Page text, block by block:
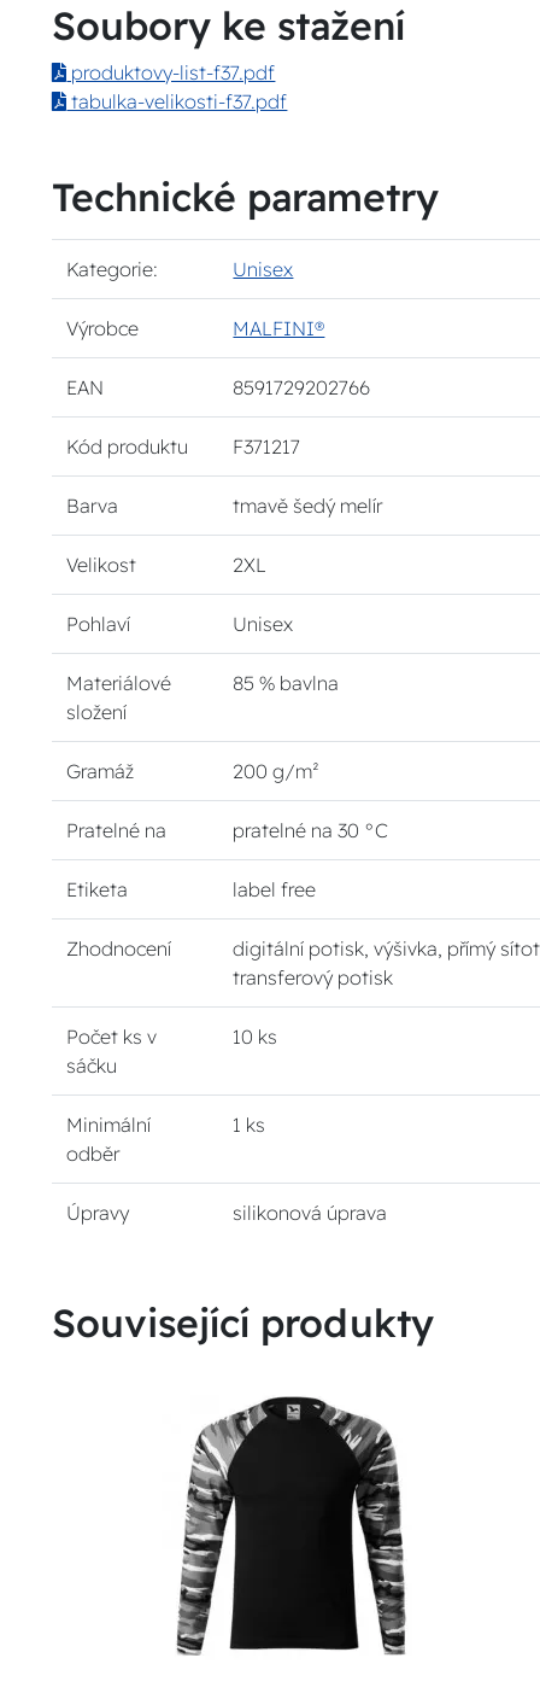
Soubory ke stažení
produktovy-list-f37.pdf
tabulka-velikosti-f37.pdf
Technické parametry
Kategorie: Unisex
Výrobce MALFINI®
EAN 8591729202766
Kód produktu F371217
Barva tmavě šedý melír
Velikost 2XL
Pohlaví Unisex
Materiálové
složení
85 % bavlna
Gramáž 200 g/m²
Pratelné na pratelné na 30 °C
Etiketa label free
Zhodnocení
digitální potisk, výšivka, přímý
transferový potisk
Počet ks v
sáčku
10 ks
Minimální
odběr
1 ks
Úpravy silikonová úprava
Související produkty